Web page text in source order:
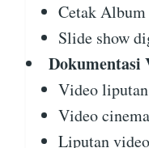
Cetak Album
Slide show
Dokumentasi
Video
Video
Liputan